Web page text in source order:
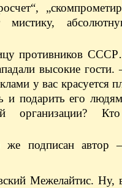
мистику,
противников
высокие
у вас красуется
и подарить его
организации?
подписан автор
Межелайтис. Ну,